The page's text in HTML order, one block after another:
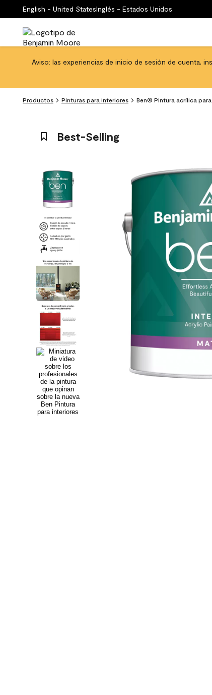
English - United StatesInglés - Estados Unidos
Aviso: las experiencias de inicio de sesión de cuenta,
Productos Pinturas para interiores Ben® Pintura acrílica
Best-Selling